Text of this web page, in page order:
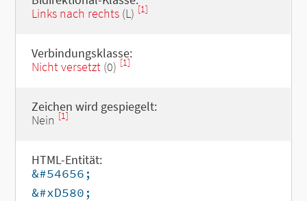
Links nach rechts(L) [1]
Verbindungsklasse:
Nicht versetzt(0) [1]
Zeichen wird gespiegelt:
Nein [1]
HTML-Entität:
&#54656;
&#xD580;